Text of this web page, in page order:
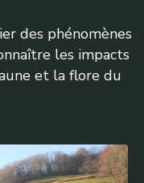
des phénomènes
les impacts
et la flore du